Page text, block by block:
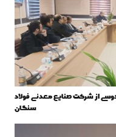
از شرکت صنایع معدنی فولاد
سنگان